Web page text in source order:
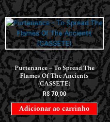
CASSETES
Purtenance – To Spread The
Flames Of The Ancients
(CASSETE)
R$70,00
Adicionar ao carrinho